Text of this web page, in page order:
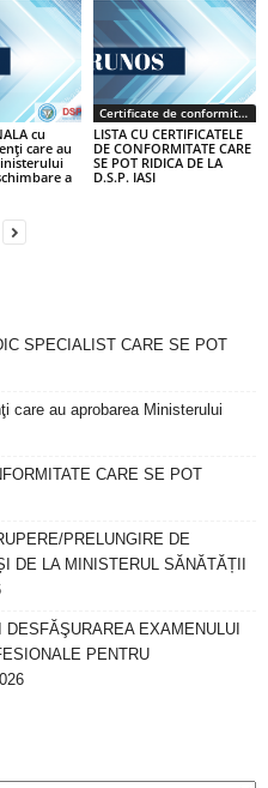
cu
care au
a
Certificate de conformitate
LISTA CU CERTIFICATELE
DE CONFORMITATE CARE
SE POT RIDICA DE LA
D.S.P. IASI
SPECIALIST CARE SE POT
care au aprobarea Ministerului
CARE SE POT
PRELUNGIRE DE
DE LA MINISTERUL SĂNĂTĂȚII
EXAMENULUI
PENTRU